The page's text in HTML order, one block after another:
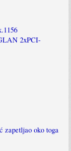
2xPCI-
zapetljao oko toga